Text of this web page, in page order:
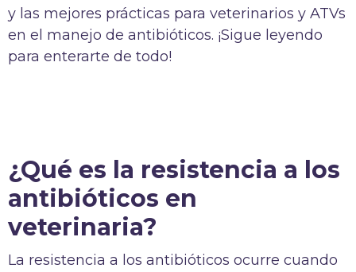
y las mejores prácticas para veterinarios y ATVs
en el manejo de antibióticos. ¡Sigue leyendo
para enterarte de todo!
¿Qué es la resistencia a los
antibióticos en
veterinaria?
La resistencia a los antibióticos ocurre cuando